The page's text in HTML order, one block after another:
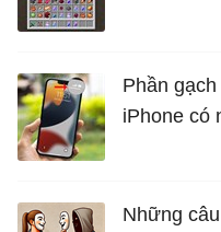
Phần
iPhone có
Những